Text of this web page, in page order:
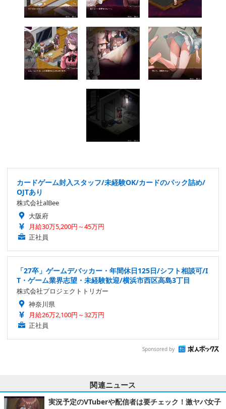
カードゲーム封入スタッフ/未経験OK/カードのパック詰め/
OJTあり
株式会社alBee
大阪府
月給30万5,200円～45万円
正社員
「27卒」ゲームデバッカー・年間休日125日/シフト相談可/I
T・ゲーム業界志望・未経験歓迎/横浜市西区高島3丁目
株式会社プロジェクトトリガー
神奈川県
月給26万2,100円～32万円
正社員
Sponsored by
関連ニュース
実況予定のVTuberや配信者は要チェック！激ヤバ女子